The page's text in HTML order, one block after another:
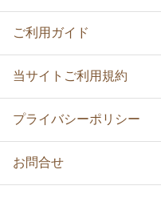
ご利用ガイド
当サイトご利用規約
プライバシーポリシー
お問合せ